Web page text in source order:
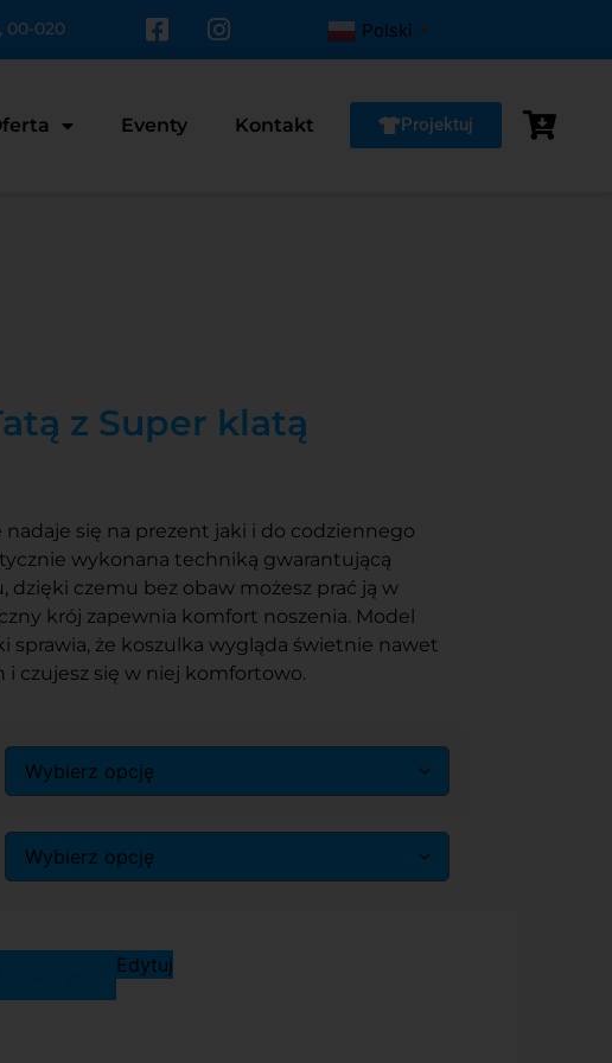
00-020 Polski ▼
Eventy Kontakt Projektuj
z Super klatą
nadaje się na prezent jaki i do codziennego
wykonana techniką gwarantującą
dzięki czemu bez obaw możesz prać ją w
krój zapewnia komfort noszenia. Model
sprawia, że koszulka wygląda świetnie nawet
i czujesz się w niej komfortowo.
Edytuj